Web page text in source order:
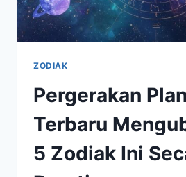
ZODIAK
Pergerakan
Terbaru
5 Zodiak Ini